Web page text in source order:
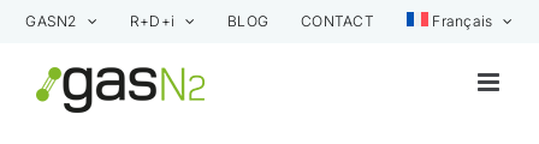
Skip
content
GASN2 R+D+i BLOG CONTACT Français